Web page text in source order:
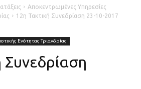
Αποκεντρωμένες Υπηρεσίες
12η Τακτική Συνεδρίαση 23-10-2017
Ενότητας Τριανδρίας
Συνεδρίαση